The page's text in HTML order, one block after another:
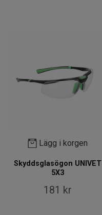
Lägg i korgen
Skyddsglasögon UNIVET
5X3
181 kr